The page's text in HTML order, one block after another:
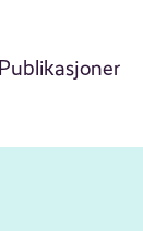
Publikasjoner